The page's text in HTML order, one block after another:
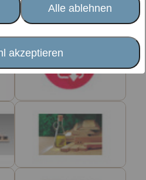
Alle ablehnen
akzeptieren